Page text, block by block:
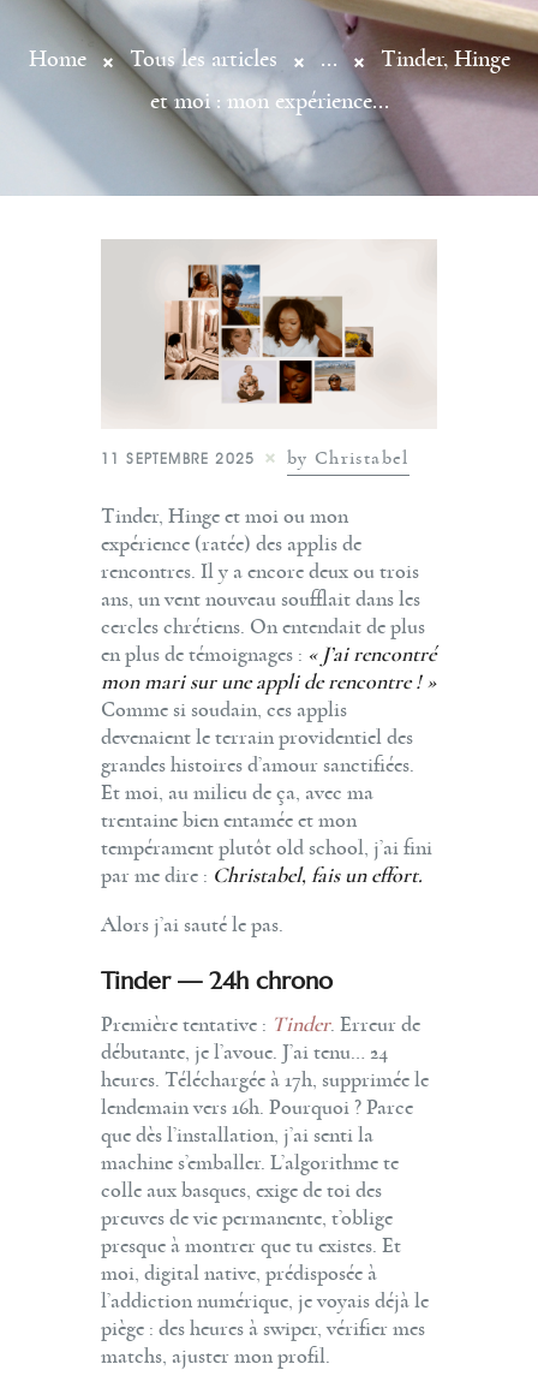
Home Tous les articles ...
Tinder, Hinge
et moi : mon expérience...
11 SEPTEMBRE 2025 by Christabel
Tinder, Hinge et moi ou mon
expérience (ratée) des applis de
rencontres. Il y a encore deux ou trois
ans, un vent nouveau soufflait dans les
cercles chrétiens. On entendait de plus
en plus de témoignages : « J’ai rencontré
mon mari sur une appli de rencontre ! »
Comme si soudain, ces applis
devenaient le terrain providentiel des
grandes histoires d’amour sanctifiées.
Et moi, au milieu de ça, avec ma
trentaine bien entamée et mon
tempérament plutôt old school, j’ai fini
par me dire : Christabel, fais un effort.
Alors j’ai sauté le pas.
Tinder — 24h chrono
Première tentative : Tinder. Erreur de
débutante, je l’avoue. J’ai tenu… 24
heures. Téléchargée à 17h, supprimée le
lendemain vers 16h. Pourquoi ? Parce
que dès l’installation, j’ai senti la
machine s’emballer. L’algorithme te
colle aux basques, exige de toi des
preuves de vie permanente, t’oblige
presque à montrer que tu existes. Et
moi, digital native, prédisposée à
l’addiction numérique, je voyais déjà le
piège : des heures à swiper, vérifier mes
matchs, ajuster mon profil.